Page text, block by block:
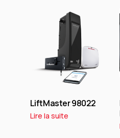
LiftMaster 98022
Lire la suite